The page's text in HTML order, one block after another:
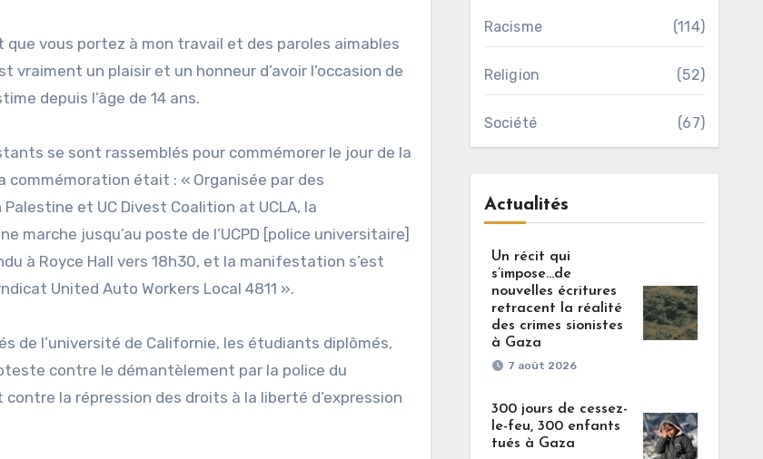
que vous portez à mon travail et des paroles aimables
vraiment un plaisir et un honneur d’avoir l’occasion de
depuis l’âge de 14 ans.
se sont rassemblés pour commémorer le jour de la
commémoration était : « Organisée par des
et UC Divest Coalition at UCLA, la
jusqu’au poste de l’UCPD [police universitaire]
à Royce Hall vers 18h30, et la manifestation s’est
United Auto Workers Local 4811 ».
de l’université de Californie, les étudiants diplômés,
contre le démantèlement par la police du
la répression des droits à la liberté d’expression
Racisme (114)
Religion (52)
Société (67)
Actualités
Un récit qui
s’impose…de
nouvelles écritures
retracent la réalité
des crimes sionistes
à Gaza
7 août 2026
300 jours de cessez-
le-feu, 300 enfants
tués à Gaza